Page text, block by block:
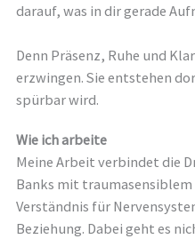
darauf, was in dir gerade
Denn Präsenz, Ruhe und
erzwingen. Sie entstehen
spürbar wird.
Wie ich arbeite
Meine Arbeit verbindet die
Banks mit
Verständnis für
Beziehung. Dabei geht es